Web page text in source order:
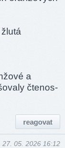
a
čtenos­
reagovat
27. 05. 2026 16:12